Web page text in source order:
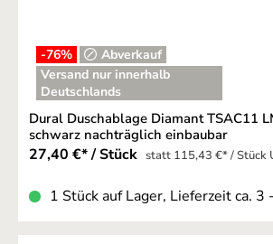
-76%
Abverkauf
Versand nur innerhalb
Deutschlands
Dural Duschablage Diamant TSAC11
schwarz nachträglich einbaubar
27,40 €* / Stück statt 115,43 €* / Stück
1 Stück auf Lager, Lieferzeit ca.